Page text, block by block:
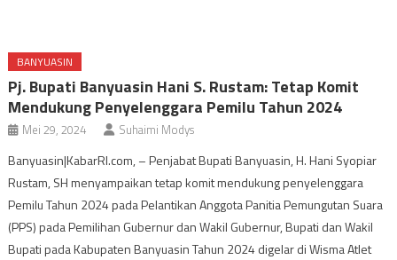
BANYUASIN
Pj. Bupati Banyuasin Hani S. Rustam: Tetap Komit
Mendukung Penyelenggara Pemilu Tahun 2024
Mei 29, 2024 Suhaimi Modys
Banyuasin|KabarRI.com, – Penjabat Bupati Banyuasin, H. Hani Syopiar
Rustam, SH menyampaikan tetap komit mendukung penyelenggara
Pemilu Tahun 2024 pada Pelantikan Anggota Panitia Pemungutan Suara
(PPS) pada Pemilihan Gubernur dan Wakil Gubernur, Bupati dan Wakil
Bupati pada Kabupaten Banyuasin Tahun 2024 digelar di Wisma Atlet